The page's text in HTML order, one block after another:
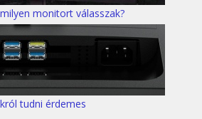
monitort válasszak?
tudni érdemes